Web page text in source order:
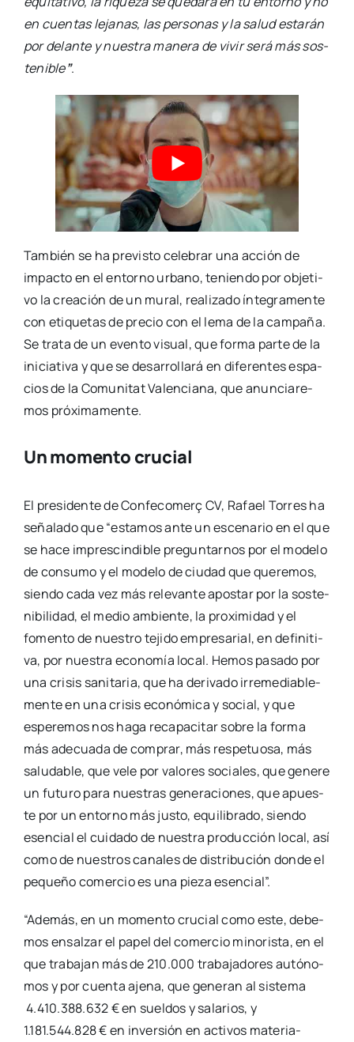
en cuen­tas leja­nas, las per­so­nas y la salud esta­rán
por delan­te y nues­tra mane­ra de vivir será más sos­
te­ni­ble”.
Tam­bién se ha pre­vis­to cele­brar una acción de
impac­to en el entorno urbano, tenien­do por obje­ti­
vo la crea­ción de un mural, rea­li­za­do ínte­gra­men­te
con eti­que­tas de pre­cio con el lema de la cam­pa­ña.
Se tra­ta de un even­to visual, que for­ma par­te de la
ini­cia­ti­va y que se desa­rro­lla­rá en dife­ren­tes espa­
cios de la Comu­ni­tat Valen­cia­na, que anun­cia­re­
mos pró­xi­ma­men­te.
Un momento crucial
El pre­si­den­te de Con­fe­co­me­rç CV, Rafael Torres ha
seña­la­do que “esta­mos ante un esce­na­rio en el que
se hace impres­cin­di­ble pre­gun­tar­nos por el mode­lo
de con­su­mo y el mode­lo de ciu­dad que que­re­mos,
sien­do cada vez más rele­van­te apos­tar por la sos­te­
ni­bi­li­dad, el medio ambien­te, la pro­xi­mi­dad y el
fomen­to de nues­tro teji­do empre­sa­rial, en defi­ni­ti­
va, por nues­tra eco­no­mía local. Hemos pasa­do por
una cri­sis sani­ta­ria, que ha deri­va­do irre­me­dia­ble­
men­te en una cri­sis eco­nó­mi­ca y social, y que
espe­re­mos nos haga reca­pa­ci­tar sobre la for­ma
más ade­cua­da de com­prar, más res­pe­tuo­sa, más
salu­da­ble, que vele por valo­res socia­les, que gene­re
un futu­ro para nues­tras gene­ra­cio­nes, que apues­
te por un entorno más jus­to, equi­li­bra­do, sien­do
esen­cial el cui­da­do de nues­tra pro­duc­ción local, así
como de nues­tros cana­les de dis­tri­bu­ción don­de el
peque­ño comer­cio es una pie­za esen­cial”.
“Ade­más, en un momen­to cru­cial como este, debe­
mos ensal­zar el papel del comer­cio mino­ris­ta, en el
que tra­ba­jan más de 210.000 tra­ba­ja­do­res autó­no­
mos y por cuen­ta aje­na, que gene­ran al sis­te­ma
4.410.388.632 € en suel­dos y sala­rios, y
1.181.544.828 € en inver­sión en acti­vos mate­ria­